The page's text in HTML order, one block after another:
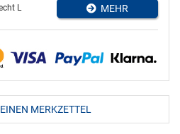
L MEHR
MERKZETTEL